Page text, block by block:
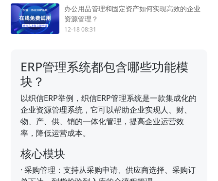
办公用品管理和固定资产如何实现高效的企业
资源管理？
12-18 08:31
ERP管理系统都包含哪些功能模
块？
以织信ERP举例，织信ERP管理系统是一款集成化的
企业资源管理系统，它可以帮助企业实现人、财、
物、产、供、销的一体化管理，提高企业运营效
率，降低运营成本。
核心模块
·采购管理：支持从采购申请、供应商选择、采购订